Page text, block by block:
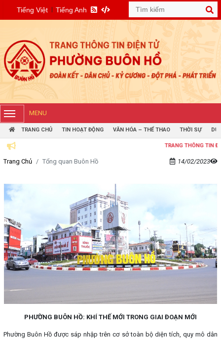
Tiếng Việt Tiếng Anh
MENU
TRANG CHỦ TIN HOẠT ĐỘNG VĂN HÓA – THỂ THAO THỜI SỰ DỰ
TRANG THÔNG TIN ĐIỆN TỬ
Trang Chủ Tổng quan Buôn Hồ 14/02/2023
PHƯỜNG BUÔN HỒ: KHÍ THẾ MỚI TRONG GIAI ĐOẠN MỚI
Phường Buôn Hồ được sáp nhập trên cơ sở toàn bộ diện tích, quy mô dân